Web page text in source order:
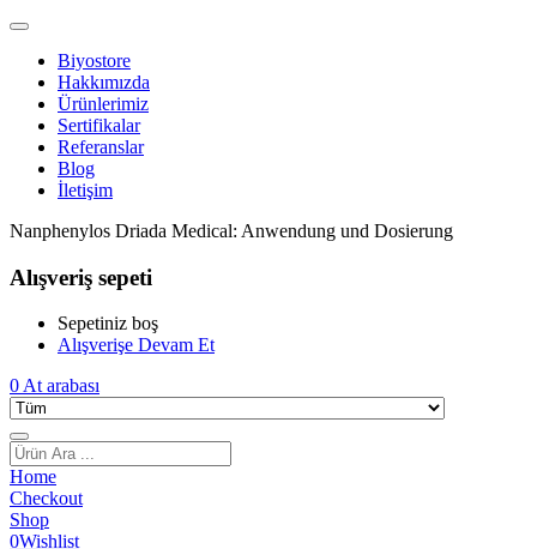
Biyostore
Hakkımızda
Ürünlerimiz
Sertifikalar
Referanslar
Blog
İletişim
Nanphenylos Driada Medical: Anwendung und Dosierung
Alışveriş sepeti
Sepetiniz boş
Alışverişe Devam Et
0At arabası
Home
Checkout
Shop
0Wishlist